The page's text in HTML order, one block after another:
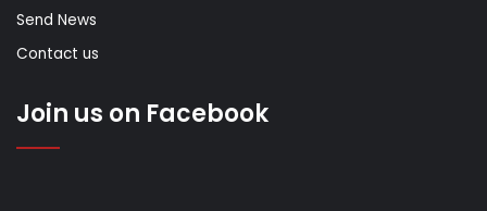
Send News
Contact us
Join us on Facebook